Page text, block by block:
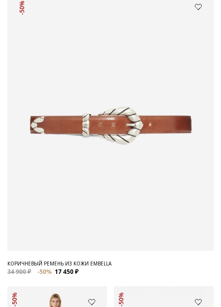
-50%
КОРИЧНЕВЫЙ РЕМЕНЬ ИЗ КОЖИ EMBELLA
34 900 ₽ -50% 17 450 ₽
-50% -50%